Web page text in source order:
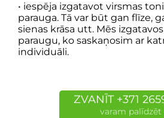
• iespēja izgatavot virsmas
parauga. Tā var būt gan flīze,
sienas krāsa utt. Mēs
paraugu, ko saskaņosim ar
individuāli.
ZVANĪT +371
varam palīdzēt